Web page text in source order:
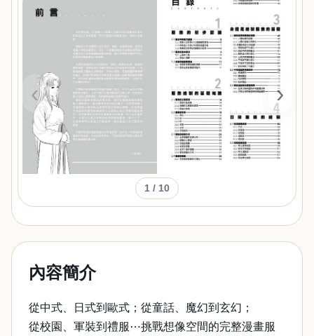
‹ ›
1 / 10
內容簡介
從中式、日式到歐式；從童話、魔幻到玄幻；
從校園、軍裝到禮服⋯挑戰想像空間的完整漫畫服